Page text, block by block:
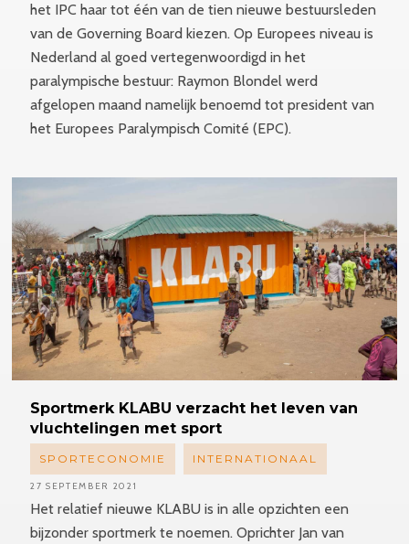
het IPC haar tot één van de tien nieuwe bestuursleden
van de Governing Board kiezen. Op Europees niveau is
Nederland al goed vertegenwoordigd in het
paralympische bestuur: Raymon Blondel werd
afgelopen maand namelijk benoemd tot president van
het Europees Paralympisch Comité (EPC).
Sportmerk KLABU verzacht het leven van
vluchtelingen met sport
Het relatief nieuwe KLABU is in alle opzichten een
bijzonder sportmerk te noemen. Oprichter Jan van
SPORTECONOMIE INTERNATIONAAL
27 SEPTEMBER 2021